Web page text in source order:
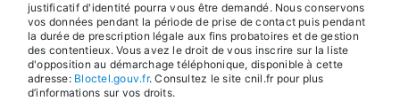
justificatif d'identité pourra vous être demandé. Nous conservons
vos données pendant la période de prise de contact puis pendant
la durée de prescription légale aux fins probatoires et de gestion
des contentieux. Vous avez le droit de vous inscrire sur la liste
d'opposition au démarchage téléphonique, disponible à cette
adresse: Bloctel.gouv.fr. Consultez le site cnil.fr pour plus
d’informations sur vos droits.